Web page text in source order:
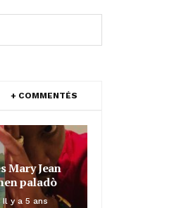
+ COMMENTÉS
Mary Jean
paladò
Il y a 5 ans